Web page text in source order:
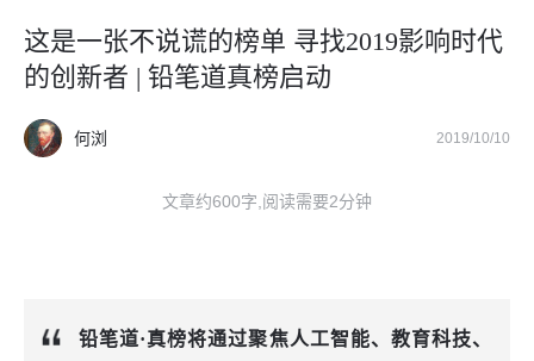
这是一张不说谎的榜单 寻找2019影响时代
的创新者 | 铅笔道真榜启动
何浏 2019/10/10
文章约600字,阅读需要2分钟
铅笔道·真榜将通过聚焦人工智能、教育科技、